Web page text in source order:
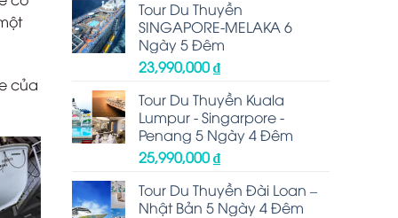
của
Tour Du Thuyền
SINGAPORE-MELAKA 6
Ngày 5 Đêm
23,990,000₫
Tour Du Thuyền Kuala
Lumpur - Singarpore -
Penang 5 Ngày 4 Đêm
25,990,000₫
Tour Du Thuyền Đài Loan –
Nhật Bản 5 Ngày 4 Đêm